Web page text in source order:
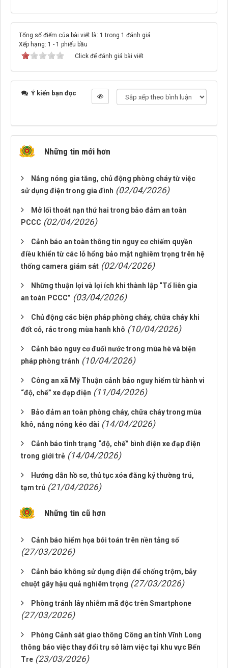
Tổng số điểm của bài viết là: 1 trong 1 đánh giá
Xếp hạng: 1 - 1 phiếu bầu
Click để đánh giá bài viết
Ý kiến bạn đọc
Những tin mới hơn
Nắng nóng gia tăng, chủ động phòng cháy từ việc
sử dụng điện trong gia đình (02/04/2026)
Mở lối thoát nạn thứ hai trong bảo đảm an toàn
PCCC (02/04/2026)
Cảnh báo an toàn thông tin nguy cơ chiếm quyền
điều khiển từ các lỗ hổng bảo mật nghiêm trọng trên hệ
thống camera giám sát (02/04/2026)
Những thuận lợi và lợi ích khi thành lập “Tổ liên gia
an toàn PCCC” (03/04/2026)
Chủ động các biện pháp phòng cháy, chữa cháy khi
đốt cỏ, rác trong mùa hanh khô (10/04/2026)
Cảnh báo nguy cơ đuối nước trong mùa hè và biện
pháp phòng tránh (10/04/2026)
Công an xã Mỹ Thuận cảnh báo nguy hiểm từ hành vi
“độ, chế” xe đạp điện (11/04/2026)
Bảo đảm an toàn phòng cháy, chữa cháy trong mùa
khô, nắng nóng kéo dài (14/04/2026)
Cảnh báo tình trạng “độ, chế” bình điện xe đạp điện
trong giới trẻ (14/04/2026)
Hướng dẫn hồ sơ, thủ tục xóa đăng ký thường trú,
tạm trú (21/04/2026)
Những tin cũ hơn
Cảnh báo hiểm họa bói toán trên nền tảng số
(27/03/2026)
Cảnh báo không sử dụng điện để chống trộm, bẫy
chuột gây hậu quả nghiêm trọng (27/03/2026)
Phòng tránh lây nhiễm mã độc trên Smartphone
(27/03/2026)
Phòng Cảnh sát giao thông Công an tỉnh Vĩnh Long
thông báo việc thay đổi trụ sở làm việc tại khu vực Bến
Tre (23/03/2026)